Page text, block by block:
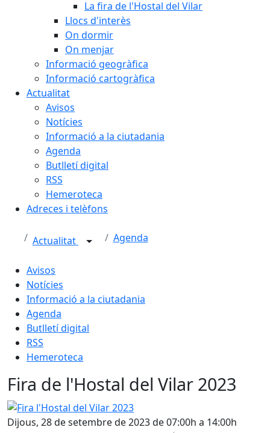
La fira de l'Hostal del Vilar
Llocs d'interès
On dormir
On menjar
Informació geogràfica
Informació cartogràfica
Actualitat
Avisos
Notícies
Informació a la ciutadania
Agenda
Butlletí digital
RSS
Hemeroteca
Adreces i telèfons
Actualitat Agenda
Avisos
Notícies
Informació a la ciutadania
Agenda
Butlletí digital
RSS
Hemeroteca
Fira de l'Hostal del Vilar 2023
Fira l'Hostal del Vilar 2023
Dijous, 28 de setembre de 2023 de 07:00h a 14:00h